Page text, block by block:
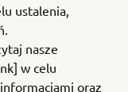
ustalenia,
nasze
w celu
oraz